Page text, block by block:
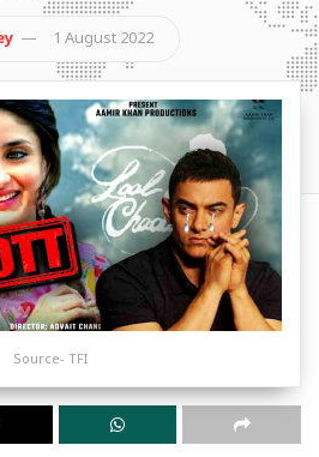
1 August 2022
Source- TFI